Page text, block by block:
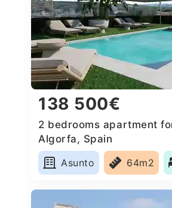
138 500€
2 bedrooms apartment
Algorfa, Spain
Asunto
64m2